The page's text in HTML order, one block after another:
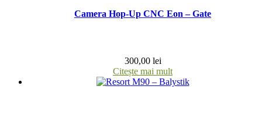
Camera Hop-Up CNC Eon – Gate
300,00 lei
Citește mai mult